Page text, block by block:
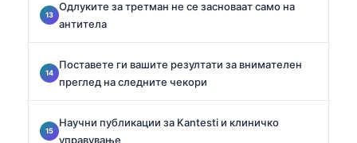
Одлуките за третман не се засноваат само на
антитела
Поставете ги вашите резултати за внимателен
преглед на следните чекори
Научни публикации за Kantesti и клиничко
управување